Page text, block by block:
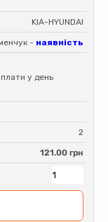
KIA-HYUNDAI
- наявність
у день
2
121.00 грн